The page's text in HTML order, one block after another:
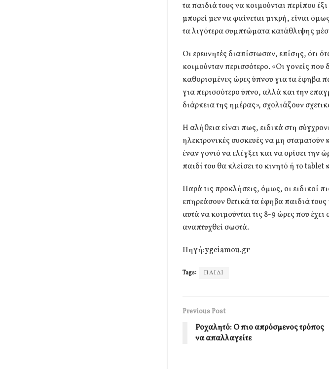
τα παιδιά τους να κοιμούνται περίπου
μπορεί μεν να φαίνεται μικρή, είναι
τα λιγότερα συμπτώματα κατάθλιψης
Οι ερευνητές διαπίστωσαν, επίσης, ότι
κοιμούνταν περισσότερο. «Οι γονείς
καθορισμένες ώρες ύπνου για τα έφηβα
για περισσότερο ύπνο, αλλά και την
διάρκεια της ημέρας», σχολιάζουν
Η αλήθεια είναι πως, ειδικά στη
ηλεκτρονικές συσκευές να μη
έναν γονιό να ελέγξει και να ορίσει
παιδί του θα κλείσει το κινητό ή το tablet
Παρά τις προκλήσεις, όμως, οι ειδικοί
επηρεάσουν θετικά τα έφηβα παιδιά
αυτά να κοιμούνται τις 8-9 ώρες που
αναπτυχθεί σωστά.
Πηγή:ygeiamou.gr
Tags: ΠΑΙΔΙ
Previous Post
Ροχαλητό: Ο πιο απρόσμενος τρόπος
να απαλλαγείτε